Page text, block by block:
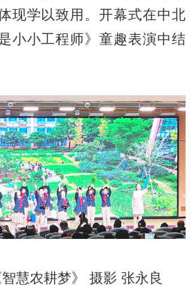
现学以致用。开幕式在中北
小小工程师》童趣表演中结
慧农耕梦》 摄影 张永良